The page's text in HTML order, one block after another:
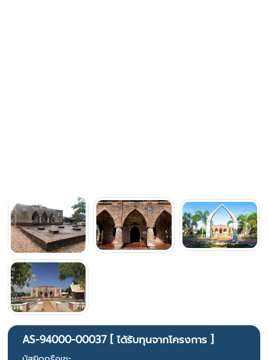
AS-94000-00037 [ ได้รับทุนจากโครงการ ]